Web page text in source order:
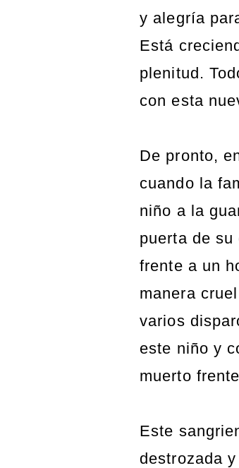
y alegría
Está
plenitud.
con esta
De pronto,
cuando la
niño a la
puerta de
frente a un
manera
varios
este niño y
muerto
Este
destrozada